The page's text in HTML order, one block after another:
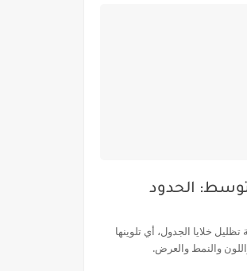
متوسط: الحدود
خلايا الجدول، أي تلوينها
والنمط والعرض.